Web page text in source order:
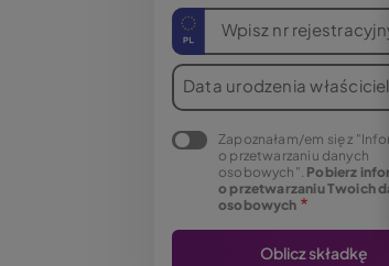
Wpisz nr rejestracyjny
Data urodzenia właściciela
Zapoznałam/em się z
o przetwarzaniu danych
osobowych". Pobierz
o przetwarzaniu Twoich
osobowych